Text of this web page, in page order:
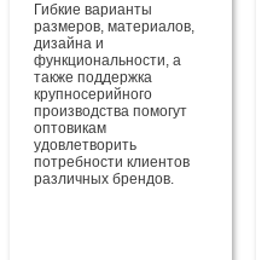
Гибкие варианты
размеров, материалов,
дизайна и
функциональности, а
также поддержка
крупносерийного
производства помогут
оптовикам
удовлетворить
потребности клиентов
различных брендов.